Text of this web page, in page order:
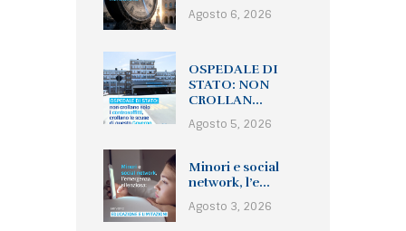
Agosto 6, 2026
OSPEDALE DI
STATO: NON
CROLLAN...
Agosto 5, 2026
Minori e social
network, l’e...
Agosto 3, 2026